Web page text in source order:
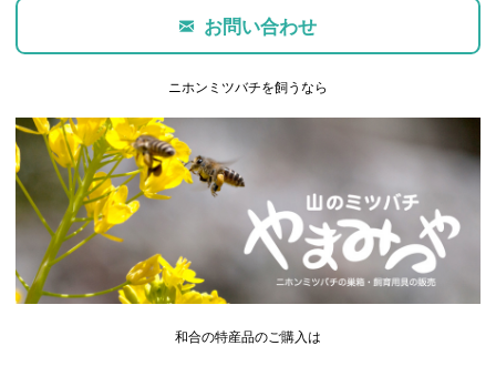
お問い合わせ
ニホンミツバチを飼うなら
和合の特産品のご購入は